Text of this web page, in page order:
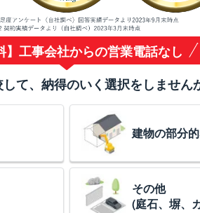
】工事会社からの営業電話なし
て、納得のいく選択をしません
建物の部分
その他
(庭石、塀、